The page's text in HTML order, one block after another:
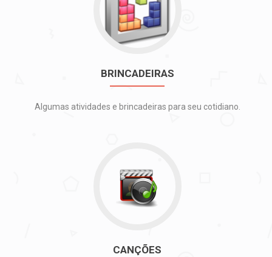
BRINCADEIRAS
BRINCADEIRAS
Algumas atividades e brincadeiras para seu cotidiano.
para
CANÇÕES
CANÇÕES